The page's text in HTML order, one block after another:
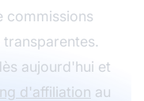
commissions
aujourd'hui et
d'affiliation au